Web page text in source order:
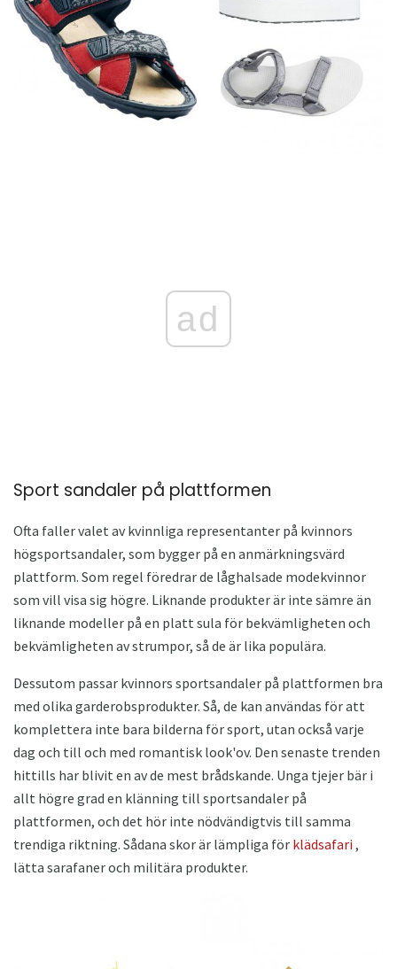
ad
Sport sandaler på plattformen
Ofta faller valet av kvinnliga representanter på kvinnors
högsportsandaler, som bygger på en anmärkningsvärd
plattform. Som regel föredrar de låghalsade modekvinnor
som vill visa sig högre. Liknande produkter är inte sämre än
liknande modeller på en platt sula för bekvämligheten och
bekvämligheten av strumpor, så de är lika populära.
Dessutom passar kvinnors sportsandaler på plattformen bra
med olika garderobsprodukter. Så, de kan användas för att
komplettera inte bara bilderna för sport, utan också varje
dag och till och med romantisk look'ov. Den senaste trenden
hittills har blivit en av de mest brådskande. Unga tjejer bär i
allt högre grad en klänning till sportsandaler på
plattformen, och det hör inte nödvändigtvis till samma
trendiga riktning. Sådana skor är lämpliga för klädsafari ,
lätta sarafaner och militära produkter.